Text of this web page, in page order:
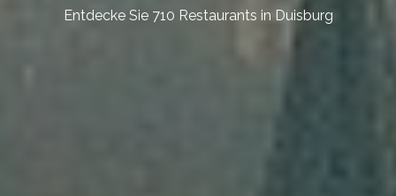
Entdecke Sie 710 Restaurants in Duisburg